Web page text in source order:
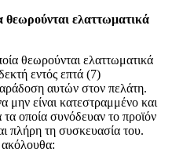
θεωρούνται ελαττωματικά
θεωρούνται ελαττωματικά
εντός επτά (7)
αυτών στον πελάτη.
μην είναι κατεστραμμένο και
οποία συνόδευαν το προϊόν
πλήρη τη συσκευασία του.
ακόλουθα: